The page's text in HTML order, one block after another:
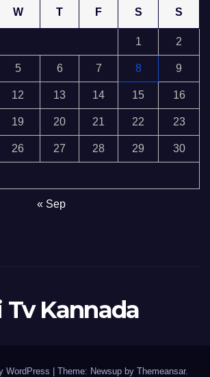
W T F S S
1 2
5 6 7 8 9
12 13 14 15 16
19 20 21 22 23
26 27 28 29 30
« Sep
Tv Kannada
WordPress Theme: Newsup by Themeansar.